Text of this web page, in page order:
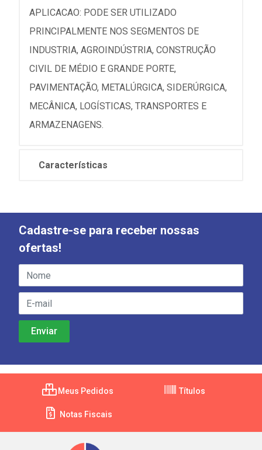
APLICACAO: PODE SER UTILIZADO
PRINCIPALMENTE NOS SEGMENTOS DE
INDUSTRIA, AGROINDÚSTRIA, CONSTRUÇÃO
CIVIL DE MÉDIO E GRANDE PORTE,
PAVIMENTAÇÃO, METALÚRGICA, SIDERÚRGICA,
MECÂNICA, LOGÍSTICAS, TRANSPORTES E
ARMAZENAGENS.
Características
Cadastre-se para receber nossas
ofertas!
Meus Pedidos Títulos
Notas Fiscais